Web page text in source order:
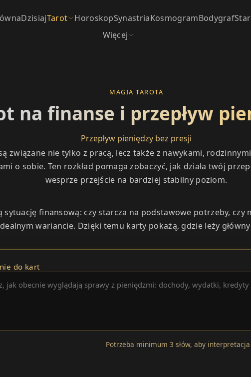
DzisiajTarot HoroskopSynastriaKosmogramBodygraf
Więcej
MAGIA TAROTA
na finanse i przepływ
Przepływ pieniędzy bez presji
związane nie tylko z pracą, lecz także z nawykami,
o sobie. Ten rozkład pomaga zobaczyć, jak działa twój
wesprze przejście na bardziej stabilny poziom.
sytuację finansową: czy starcza na podstawowe potrzeby, czy
wariancie. Dzięki temu karty pokażą, gdzie leży
do kart
Potrzeba minimum 3 słów, aby interpretacja